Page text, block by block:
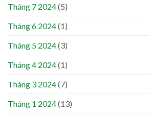
Tháng 7 2024(5)
Tháng 6 2024(1)
Tháng 5 2024(3)
Tháng 4 2024(1)
Tháng 3 2024(7)
Tháng 1 2024(13)